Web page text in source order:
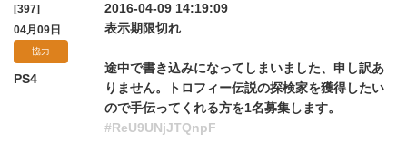
[397]
04月09日
協力
PS4
2016-04-09 14:19:09
表示期限切れ
途中で書き込みになってしまいました、申し訳あ
りません。トロフィー伝説の探検家を獲得したい
ので手伝ってくれる方を1名募集します。
#ReU9UNjJTQnpF